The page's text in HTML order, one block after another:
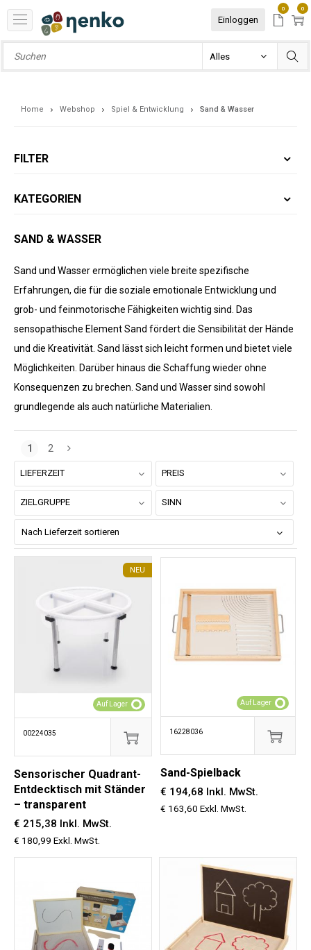
Einloggen
0 0
Home Webshop Spiel & Entwicklung Sand & Wasser
FILTER
KATEGORIEN
SAND & WASSER
Sand und Wasser ermöglichen viele breite spezifische
Erfahrungen, die für die soziale emotionale Entwicklung und
grob- und feinmotorische Fähigkeiten wichtig sind. Das
sensopathische Element Sand fördert die Sensibilität der Hände
und die Kreativität. Sand lässt sich leicht formen und bietet viele
Möglichkeiten. Darüber hinaus die Schaffung wieder ohne
Konsequenzen zu brechen. Sand und Wasser sind sowohl
grundlegende als auch natürliche Materialien.
1 2
LIEFERZEIT PREIS
ZIELGRUPPE SINN
NEU
00224035
Auf Lager
Sensorischer Quadrant-
Entdecktisch mit Ständer
– transparent
€ 215,38 Inkl. MwSt.
€ 180,99 Exkl. MwSt.
16228036
Auf Lager
Sand-Spielback
€ 194,68 Inkl. MwSt.
€ 163,60 Exkl. MwSt.